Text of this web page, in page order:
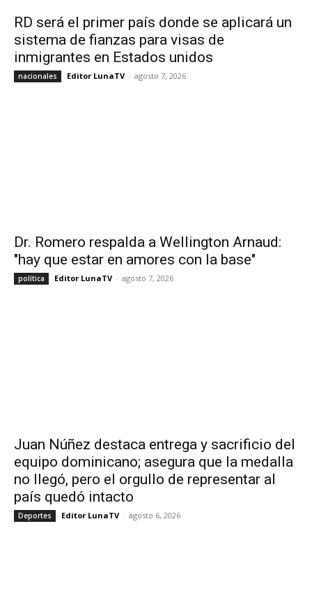
RD será el primer país donde se aplicará un
sistema de fianzas para visas de
inmigrantes en Estados unidos
nacionales Editor LunaTV - agosto 7, 2026
Dr. Romero respalda a Wellington Arnaud:
"hay que estar en amores con la base"
política Editor LunaTV - agosto 7, 2026
Juan Núñez destaca entrega y sacrificio del
equipo dominicano; asegura que la medalla
no llegó, pero el orgullo de representar al
país quedó intacto
Deportes Editor LunaTV - agosto 6, 2026